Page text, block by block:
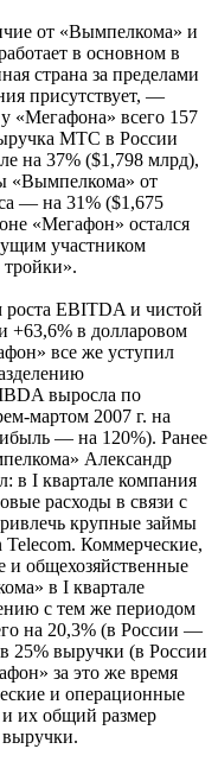
от «Вымпелкома» и
в основном в
страна за пределами
присутствует, —
«Мегафона» всего 157
МТС в России
на 37% ($1,798 млрд),
«Вымпелкома» от
— на 31% ($1,675
«Мегафон» остался
участником
EBITDA и чистой
+63,6% в долларовом
все же уступил
выросла по
мартом 2007 г. на
— на 120%). Ранее
Александр
в I квартале компания
расходы в связи с
крупные займы
Коммерческие,
и общехозяйственные
в I квартале
с тем же периодом
на 20,3% (в России —
25% выручки (в России
за это же время
и операционные
их общий размер
выручки.